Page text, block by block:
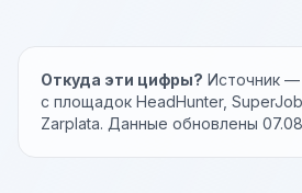
Откуда эти цифры? Источник —
с площадок HeadHunter,
Zarplata. Данные обновлены